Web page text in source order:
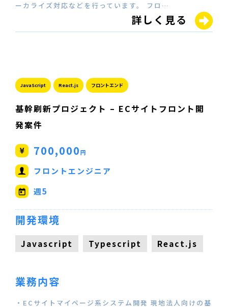
ーカライズ対応などを行っています。 フロ…
詳しく見る
JavaScript React.js フロントエンド
基幹刷新プロジェクト – ECサイトフロント開
発案件
700,000円
フロントエンジニア
週5
開発環境
Javascript Typescript React.js
業務内容
・ECサイトマイページ系システム開発 現地法人向けの基